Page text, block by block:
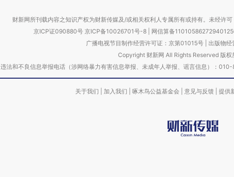
财新网所刊载内容之知识产权为财新传媒及/或相关权利人专属所有或持有。未经许
京ICP证090880号 京ICP备10026701号-8 网信算备
广播电视节目制作经营许可证：京第01015号| 出版物
Copyright 财新网 All Rights Reserved 版权
违法和不良信息举报电话（涉网络暴力有害信息举报、未成年人举报、谣言信息）：
关于我们 加入我们 啄木鸟公益基金会 意见与反馈 提供